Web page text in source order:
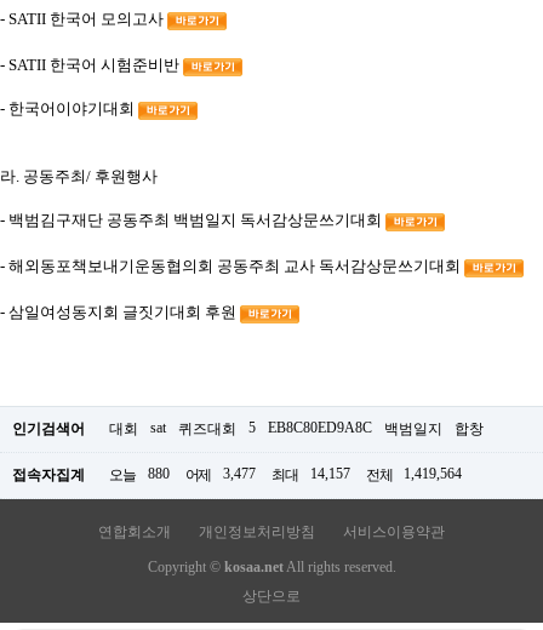
- SATII 한국어 모의고사
- SATII 한국어 시험준비반
- 한국어이야기대회
라. 공동주최/ 후원행사
- 백범김구재단 공동주최 백범일지 독서감상문쓰기대회
- 해외동포책보내기운동협의회 공동주최 교사 독서감상문쓰기대회
- 삼일여성동지회 글짓기대회 후원
인기검색어 대회 sat 퀴즈대회 5 EB8C80ED9A8C 백범일지 합창
접속자집계 오늘 880 어제 3,477 최대 14,157 전체 1,419,564
연합회소개 개인정보처리방침 서비스이용약관
Copyright © kosaa.netAll rights reserved.
상단으로